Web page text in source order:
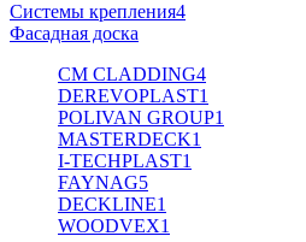
Системы крепления4
Фасадная доска
CM CLADDING4
DEREVOPLAST1
POLIVAN GROUP1
MASTERDECK1
I-TECHPLAST1
FAYNAG5
DECKLINE1
WOODVEX1